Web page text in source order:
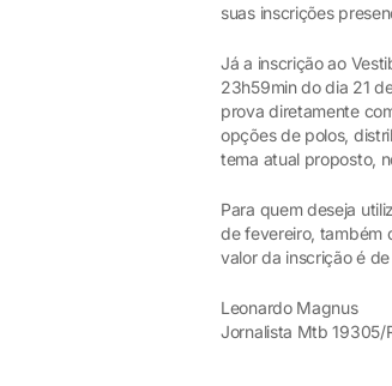
suas inscrições
Já a inscrição ao
23h59min do dia 21
prova diretamente
opções de polos,
tema atual proposto,
Para quem deseja
de fevereiro, também
valor da inscrição é
Leonardo Magnus
Jornalista Mtb 19305/